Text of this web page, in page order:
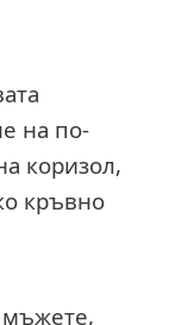
на по-
коризол,
кръвно